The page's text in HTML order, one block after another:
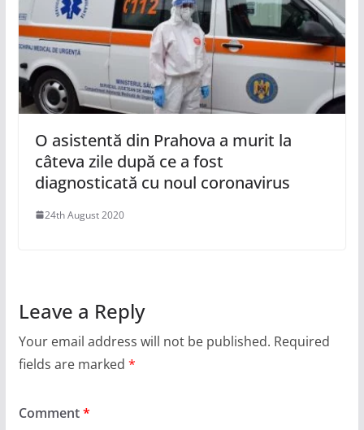
O asistentă din Prahova a murit la
câteva zile după ce a fost
diagnosticată cu noul coronavirus
24th August 2020
Leave a Reply
Your email address will not be published. Required
fields are marked *
Comment*